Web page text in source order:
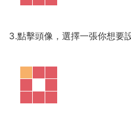
3.點擊頭像，選擇一張你想要